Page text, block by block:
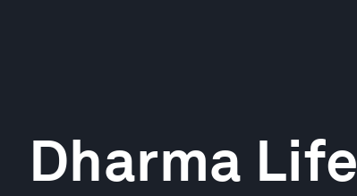
Dharma Life